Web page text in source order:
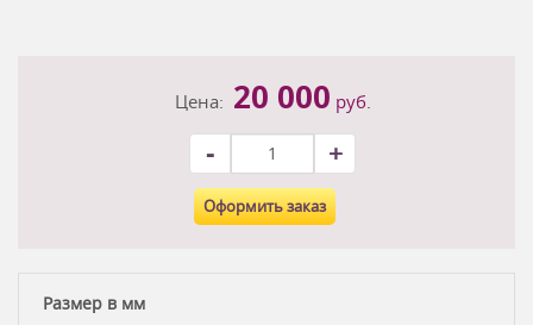
Цена: 20 000 руб.
- +
Оформить заказ
Размер в мм